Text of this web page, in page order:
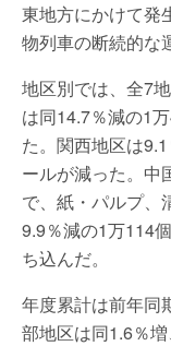
東地方にかけて発
物列車の断続的な
地区別では、全7
は同14.7％減の1
た。関西地区は
ールが減った。中
で、紙・パルプ、
9.9％減の1万114
ち込んだ。
年度累計は前年同
部地区は同1.6％